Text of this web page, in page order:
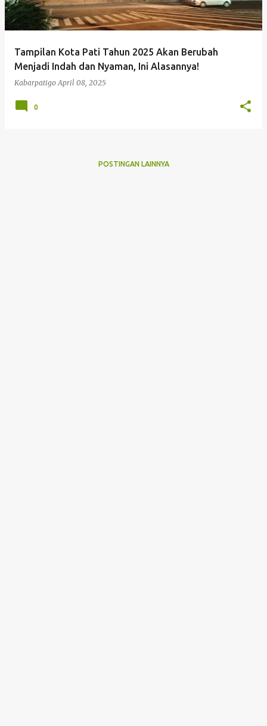
n
Tampilan Kota Pati Tahun 2025 Akan Berubah
Menjadi Indah dan Nyaman, Ini Alasannya!
Kabarpatigo April 08, 2025
0
POSTINGAN LAINNYA